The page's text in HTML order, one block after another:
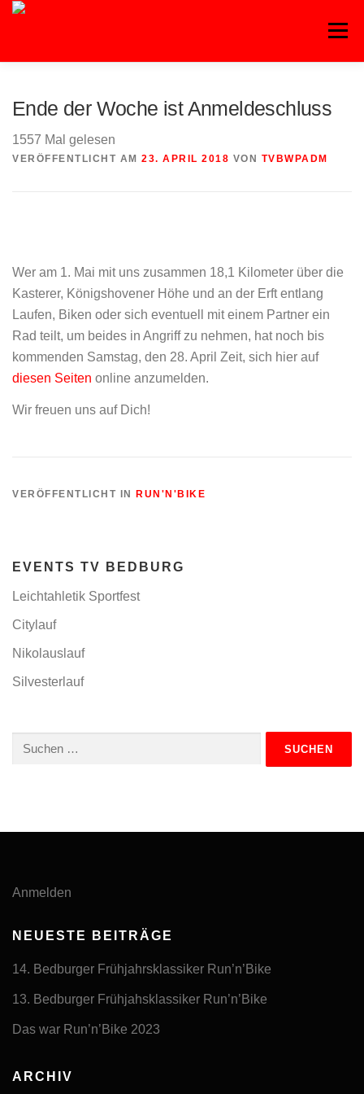
Zum
Menü
Ende der Woche ist Anmeldeschluss
1557 Mal gelesen
VERÖFFENTLICHT AM 23. APRIL 2018 VON TVBWPADM
Wer am 1. Mai mit uns zusammen 18,1 Kilometer über die
Kasterer, Königshovener Höhe und an der Erft entlang
Laufen, Biken oder sich eventuell mit einem Partner ein
Rad teilt, um beides in Angriff zu nehmen, hat noch bis
kommenden Samstag, den 28. April Zeit, sich hier auf
diesen Seiten online anzumelden.
Wir freuen uns auf Dich!
VERÖFFENTLICHT IN RUN'N'BIKE
EVENTS TV BEDBURG
Leichtahletik Sportfest
Citylauf
Nikolauslauf
Silvesterlauf
Suchen
Anmelden
NEUESTE BEITRÄGE
14. Bedburger Frühjahrsklassiker Run’n’Bike
13. Bedburger Frühjahsklassiker Run’n’Bike
Das war Run’n’Bike 2023
ARCHIV